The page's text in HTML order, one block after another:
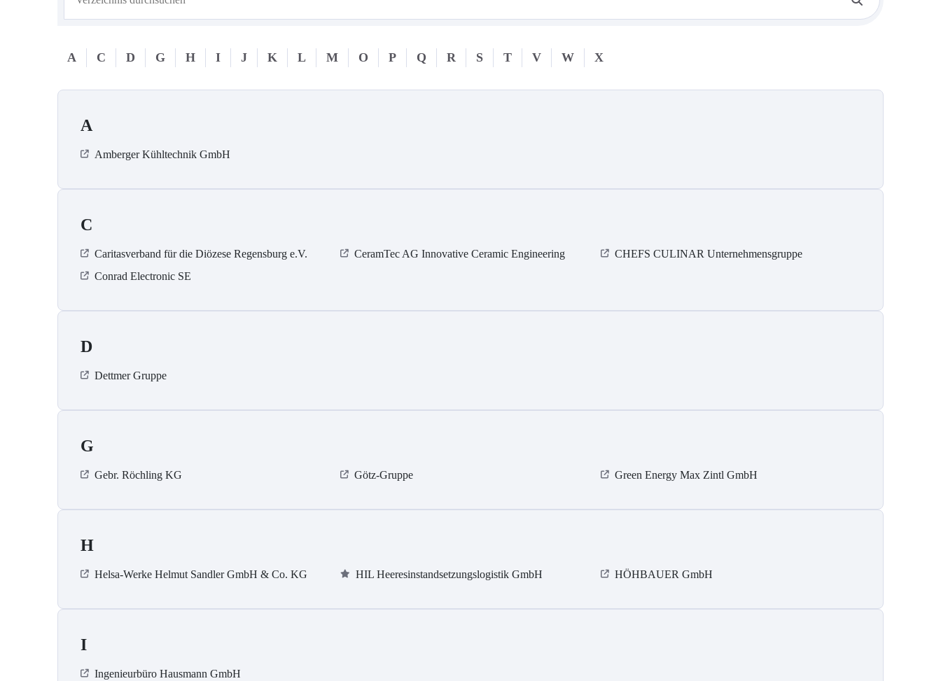
A C D G H I J K L M O P Q R S T V W X
A
Amberger Kühltechnik GmbH
C
Caritasverband für die Diözese Regensburg e.V. CeramTec AG Innovative Ceramic Engineering
CHEFS CULINAR Unternehmensgruppe
Conrad Electronic SE
D
Dettmer Gruppe
G
Gebr. Röchling KG Götz-Gruppe Green Energy Max Zintl GmbH
H
Helsa-Werke Helmut Sandler GmbH & Co. KG HIL Heeresinstandsetzungslogistik GmbH HÖHBAUER GmbH
I
Ingenieurbüro Hausmann GmbH